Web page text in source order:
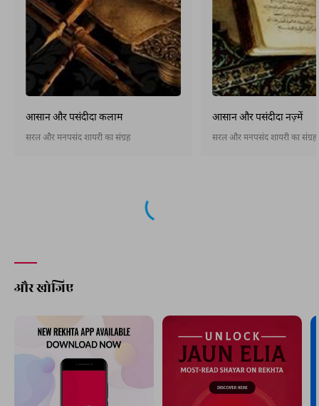
आसान और पसंदीदा कलाम
सरल और मनपसंद शायरी का संग्रह
आसान और पसंदीदा नज़्में
सरल और मनपसंद शायरी का संग्रह
और खोजिए